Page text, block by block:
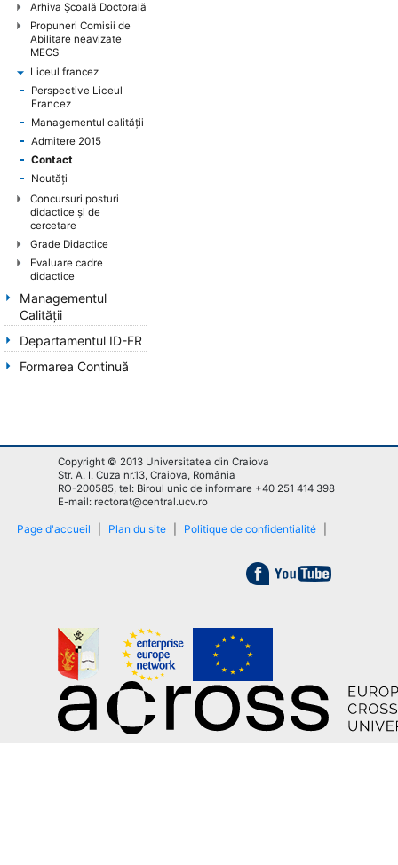
Arhiva Școală Doctorală
Propuneri Comisii de
Abilitare neavizate
MECS
Liceul francez
Perspective Liceul
Francez
Managementul calității
Admitere 2015
Contact
Noutăți
Concursuri posturi
didactice şi de
cercetare
Grade Didactice
Evaluare cadre
didactice
Managementul
Calității
Departamentul ID-FR
Formarea Continuă
Copyright © 2013 Universitatea din Craiova
Str. A. I. Cuza nr.13, Craiova, România
RO-200585, tel: Biroul unic de informare +40 251 414 398
E-mail: rectorat@central.ucv.ro
Page d'accueil Plan du site Politique de confidentialité